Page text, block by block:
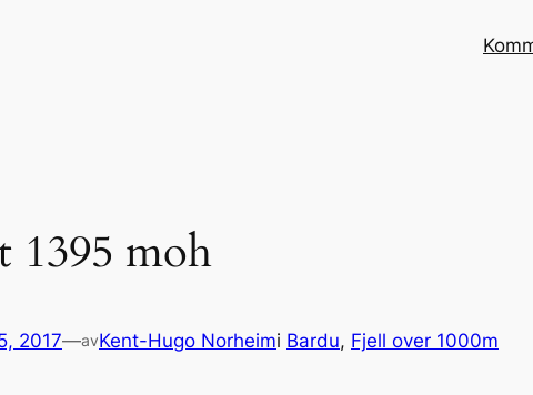
1395 moh
2017—avKent-Hugo Norheimi Bardu, Fjell over 1000m